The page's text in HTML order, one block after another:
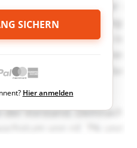
SICHERN
Hier anmelden